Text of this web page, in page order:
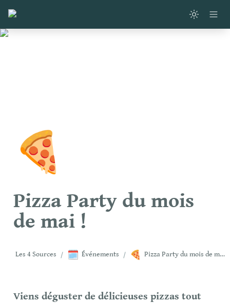
🍕
Pizza Party du mois
de mai !
Les 4 Sources / 🗓️ Événements / 🍕 Pizza Party du mois de mai !
Viens déguster de délicieuses pizzas tout